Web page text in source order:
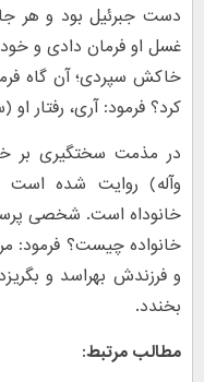
دست جبرئیل بود و هر
غسل او فرمان دادی و
خاکش سپردی؛ آن گاه
کرد؟ فرمود: آری، رفتار
در مذمت سختگیری بر
وآله) روایت شده است
خانوداه است. شخصی
خانواده چیست؟ فرمود:‌
و فرزندش بهراسد و
بخندد.
مطالب مرتبط: